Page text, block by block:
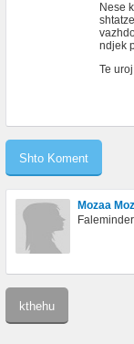
Nese
ndjek
Te
Mozaa